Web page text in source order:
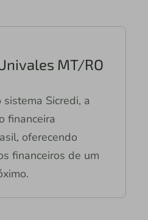
MT/RO
Sicredi, a
financeira
oferecendo
financeiros de um